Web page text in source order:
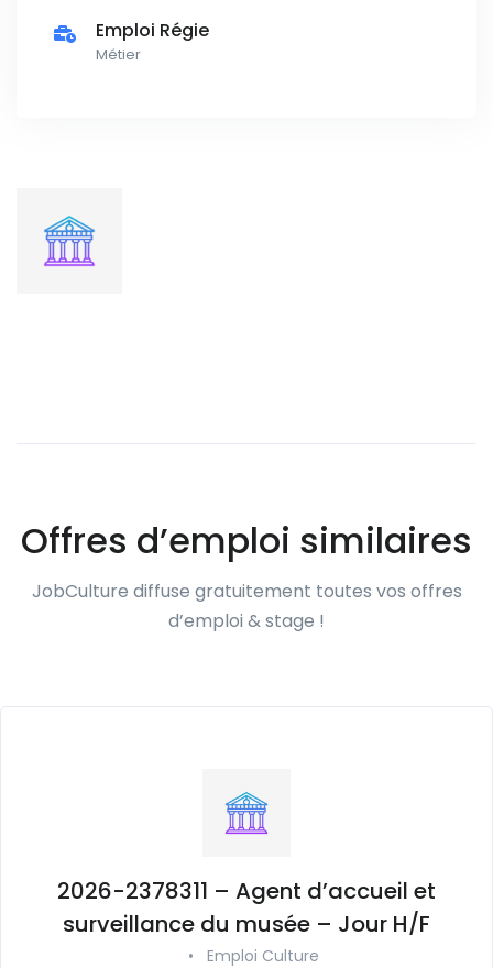
Emploi Régie
Métier
Offres d’emploi similaires
JobCulture diffuse gratuitement toutes vos offres
d’emploi & stage !
2026-2378311 – Agent d’accueil et
surveillance du musée – Jour H/F
• Emploi Culture